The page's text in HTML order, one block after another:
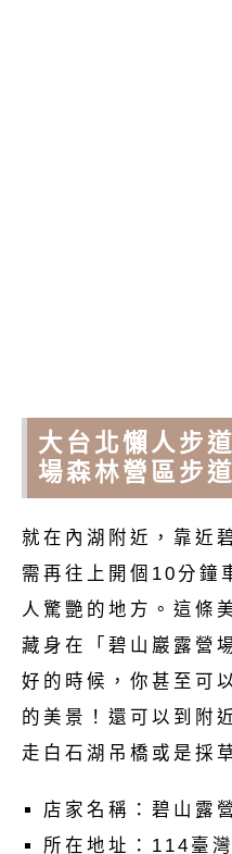
大台北懶人步
場森林營區步道
就在內湖附近，靠近
需再往上開個10分鐘
人驚艷的地方。這條
藏身在「碧山巖露營
好的時候，你甚至可
的美景！還可以到附
走白石湖吊橋或是採
店家名稱：碧山露
所在地址：114臺灣